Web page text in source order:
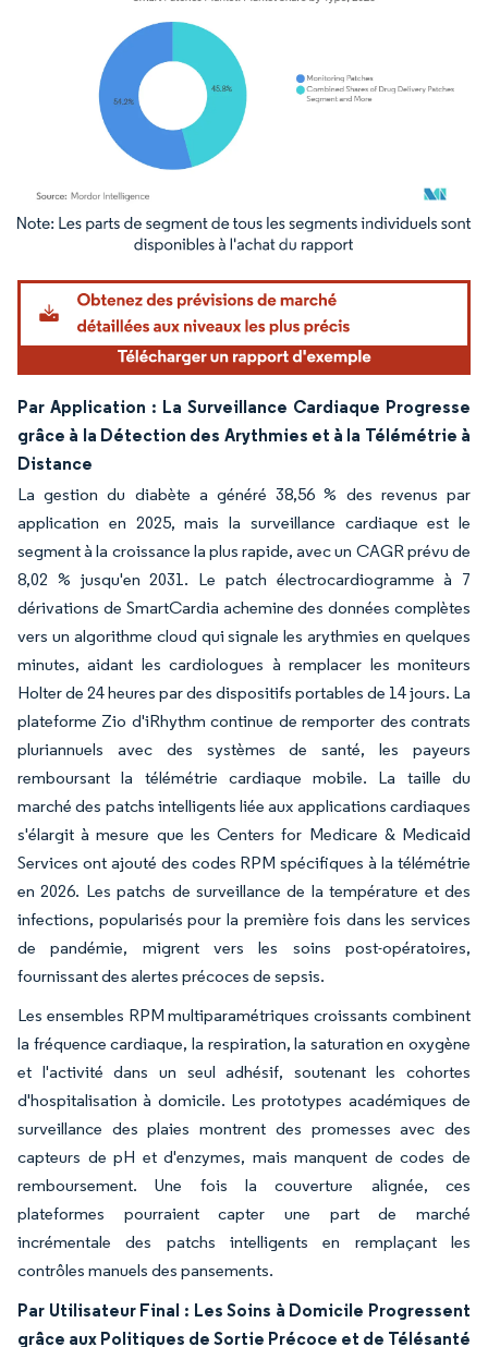
Image © Mordor Intelligence. La réutilisation nécessite une attribution sous CC BY
Par Application : La Surveillance Cardiaque Progresse
grâce à la Détection des Arythmies et à la Télémétrie à
Distance
La gestion du diabète a généré 38,56 % des revenus par
application en 2025, mais la surveillance cardiaque est le
segment à la croissance la plus rapide, avec un CAGR prévu de
8,02 % jusqu'en 2031. Le patch électrocardiogramme à 7
dérivations de SmartCardia achemine des données complètes
vers un algorithme cloud qui signale les arythmies en quelques
minutes, aidant les cardiologues à remplacer les moniteurs
Holter de 24 heures par des dispositifs portables de 14 jours. La
plateforme Zio d'iRhythm continue de remporter des contrats
pluriannuels avec des systèmes de santé, les payeurs
remboursant la télémétrie cardiaque mobile. La taille du
marché des patchs intelligents liée aux applications cardiaques
s'élargit à mesure que les Centers for Medicare & Medicaid
Services ont ajouté des codes RPM spécifiques à la télémétrie
en 2026. Les patchs de surveillance de la température et des
infections, popularisés pour la première fois dans les services
de pandémie, migrent vers les soins post-opératoires,
fournissant des alertes précoces de sepsis.
Les ensembles RPM multiparamétriques croissants combinent
la fréquence cardiaque, la respiration, la saturation en oxygène
et l'activité dans un seul adhésif, soutenant les cohortes
d'hospitalisation à domicile. Les prototypes académiques de
surveillance des plaies montrent des promesses avec des
capteurs de pH et d'enzymes, mais manquent de codes de
remboursement. Une fois la couverture alignée, ces
plateformes pourraient capter une part de marché
incrémentale des patchs intelligents en remplaçant les
contrôles manuels des pansements.
Par Utilisateur Final : Les Soins à Domicile Progressent
grâce aux Politiques de Sortie Précoce et de Télésanté